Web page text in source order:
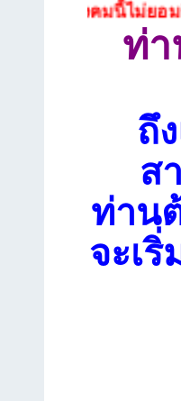
คมนี้ไม่ยอมรับพวกเ
ท่
ถึ
ส
ท่าน
จะเ